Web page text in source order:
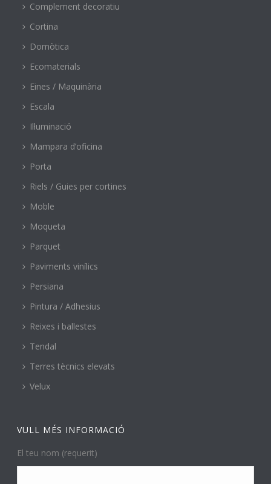
Complement decoratiu
Cortina
Domòtica
Ecomaterials
Eines / Maquinària
Escala
Il·luminació
Mampara d’oficina
Porta
Riels / Guies per cortines
Moble
Moqueta
Parquet
Paviments vinílics
Persiana
Pintura / Adhesius
Reixes i ballestes
Tendal
Terres tècnics elevats
Velux
VULL MÉS INFORMACIÓ
El teu nom (requerit)